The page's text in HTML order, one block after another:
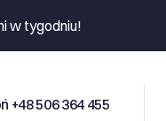
w tygodniu!
+48 506 364 455